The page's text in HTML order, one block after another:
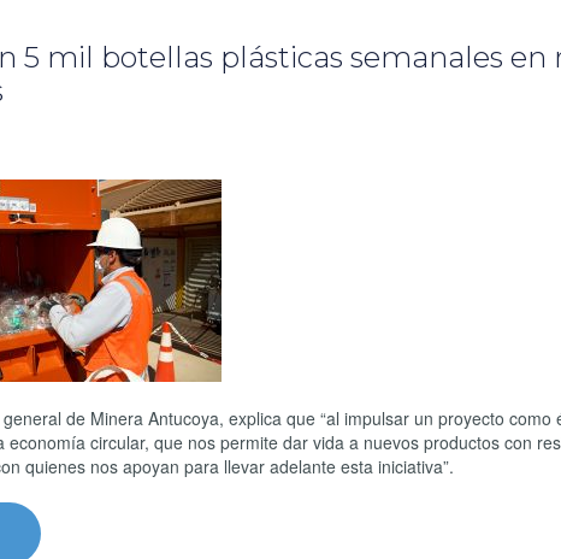
5 mil botellas plásticas semanales en
de Minera Antucoya, explica que “al impulsar un proyecto
economía circular, que nos permite dar vida a nuevos productos con
quienes nos apoyan para llevar adelante esta iniciativa”.